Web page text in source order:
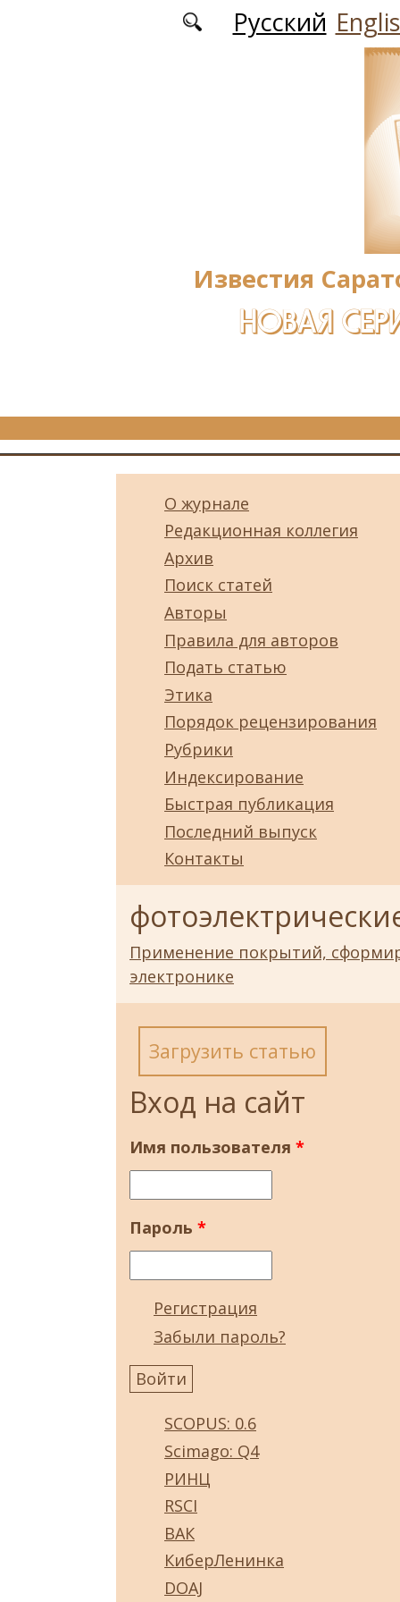
Перейти к основному содержаниюРусский
Известия
НОВАЯ
О журнале
Редакционная коллегия
Архив
Поиск статей
Авторы
Правила для авторов
Подать статью
Этика
Порядок рецензирования
Рубрики
Индексирование
Быстрая публикация
Последний выпуск
Контакты
Применение покрытий,
электронике
Загрузить статью
Вход на сайт
Имя пользователя *
Пароль *
Регистрация
Забыли пароль?
SCOPUS: 0.6
Scimago: Q4
РИНЦ
RSCI
ВАК
КиберЛенинка
DOAJ